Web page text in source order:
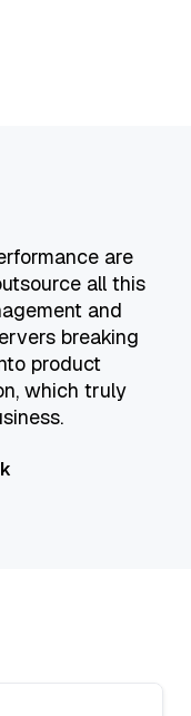
are
all this
and
breaking
product
which truly